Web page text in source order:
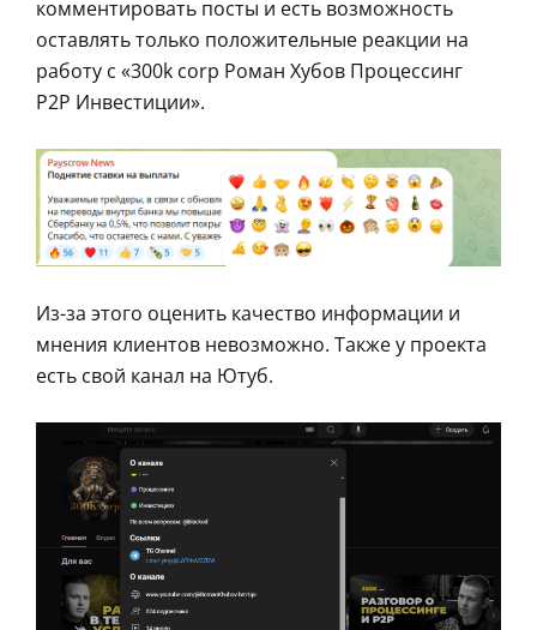
комментировать посты и есть возможность
оставлять только положительные реакции на
работу с «300k corp Роман Хубов Процессинг
P2P Инвестиции».
Из-за этого оценить качество информации и
мнения клиентов невозможно. Также у проекта
есть свой канал на Ютуб.